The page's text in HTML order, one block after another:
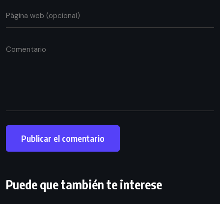
Puede que también te interese